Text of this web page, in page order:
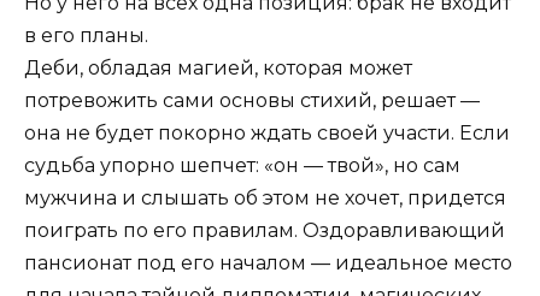
в его планы.
Деби, обладая магией, которая может
потревожить сами основы стихий, решает —
она не будет покорно ждать своей участи. Если
судьба упорно шепчет: «он — твой», но сам
мужчина и слышать об этом не хочет, придется
поиграть по его правилам. Оздоравливающий
пансионат под его началом — идеальное место